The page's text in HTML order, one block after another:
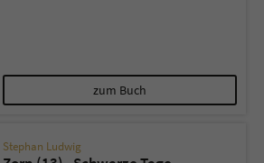
zum Buch
Stephan Ludwig